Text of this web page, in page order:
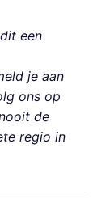
een
je aan
ons op
de
regio in